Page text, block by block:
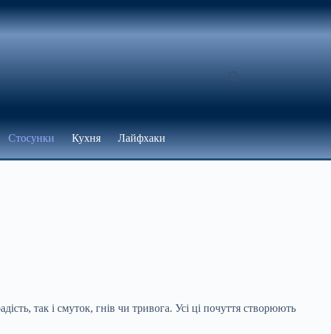
Стосунки Кухня Лайфхаки
так і смуток, гнів чи тривога. Усі ці почуття створюють